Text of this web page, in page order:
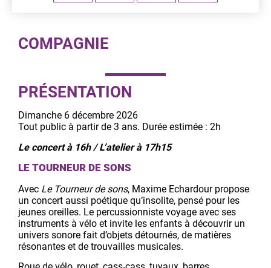
COMPAGNIE
PRÉSENTATION
Dimanche 6 décembre 2026
Tout public à partir de 3 ans. Durée estimée : 2h
Le concert à 16h /L’atelier à 17h15
LE TOURNEUR DE SONS
Avec Le Tourneur de sons, Maxime Echardour propose
un concert aussi poétique qu’insolite, pensé pour les
jeunes oreilles. Le percussionniste voyage avec ses
instruments à vélo et invite les enfants à découvrir un
univers sonore fait d’objets détournés, de matières
résonantes et de trouvailles musicales.